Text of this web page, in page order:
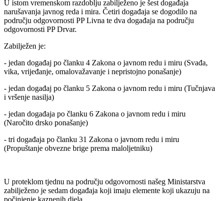
U istom vremenskom razdoblju zabilježeno je šest događaja
narušavanja javnog reda i mira. Četiri događaja se dogodilo na
području odgovornosti PP Livna te dva događaja na području
odgovornosti PP Drvar.
Zabilježen je:
- jedan događaj po članku 4 Zakona o javnom redu i miru (Svađa,
vika, vrijeđanje, omalovažavanje i nepristojno ponašanje)
- jedan događaj po članku 5 Zakona o javnom redu i miru (Tučnjava
i vršenje nasilja)
- jedan događaja po članku 6 Zakona o javnom redu i miru
(Naročito drsko ponašanje)
- tri događaja po članku 31 Zakona o javnom redu i miru
(Propuštanje obvezne brige prema maloljetniku)
U proteklom tjednu na području odgovornosti našeg Ministarstva
zabilježeno je sedam događaja koji imaju elemente koji ukazuju na
počinjenje kaznenih djela.